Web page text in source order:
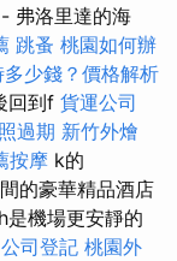
- 弗洛里達的海
跳蚤 桃園如何辦
少錢？價格解析
回到f 貨運公司
過期 新竹外燴
按摩 k的
的豪華精品酒店
是機場更安靜的
公司登記 桃園外